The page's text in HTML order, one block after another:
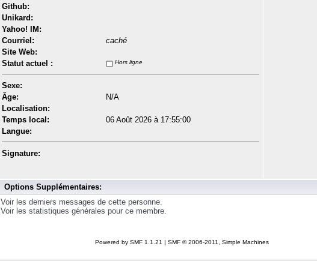
Github:
Unikard:
Yahoo! IM:
Courriel:
caché
Site Web:
Statut actuel :
Hors ligne
Sexe:
Âge:
N/A
Localisation:
Temps local:
06 Août 2026 à 17:55:00
Langue:
Signature:
Options Supplémentaires:
Voir les derniers messages de cette personne.
Voir les statistiques générales pour ce membre.
Powered by SMF 1.1.21 | SMF © 2006-2011, Simple Machines